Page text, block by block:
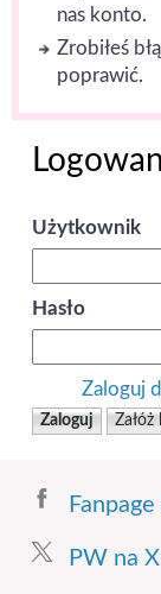
nas konto.
Zrobiłeś
poprawić.
Użytkownik
Hasło
Zaloguj
PW na X